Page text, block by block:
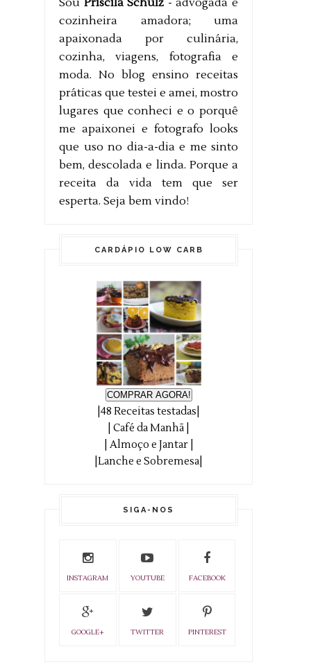
cozinheira amadora; uma
apaixonada por culinária,
cozinha, viagens, fotografia e
moda. No blog ensino receitas
práticas que testei e amei, mostro
lugares que conheci e o porquê
me apaixonei e fotografo looks
que uso no dia-a-dia e me sinto
bem, descolada e linda. Porque a
receita da vida tem que ser
esperta. Seja bem vindo!
CARDÁPIO LOW CARB
COMPRAR AGORA!
|48 Receitas testadas|
| Café da Manhã |
| Almoço e Jantar |
|Lanche e Sobremesa|
SIGA-NOS
INSTAGRAM YOUTUBE FACEBOOK
GOOGLE+ TWITTER PINTEREST